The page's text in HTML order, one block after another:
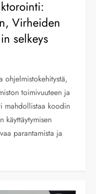
Virheiden
selkeys
ohjelmistokehitystä,
toimivuuteen ja
mahdollistaa koodin
käyttäytymisen
parantamista ja